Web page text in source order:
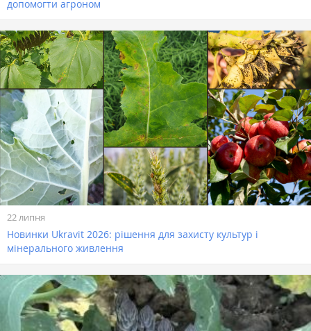
допомогти агроном
22 липня
Новинки Ukravit 2026: рішення для захисту культур і
мінерального живлення